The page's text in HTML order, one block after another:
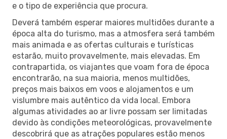
e o tipo de experiência que procura.
Deverá também esperar maiores multidões durante a
época alta do turismo, mas a atmosfera será também
mais animada e as ofertas culturais e turísticas
estarão, muito provavelmente, mais elevadas. Em
contrapartida, os viajantes que voam fora de época
encontrarão, na sua maioria, menos multidões,
preços mais baixos em voos e alojamentos e um
vislumbre mais autêntico da vida local. Embora
algumas atividades ao ar livre possam ser limitadas
devido às condições meteorológicas, provavelmente
descobrirá que as atrações populares estão menos